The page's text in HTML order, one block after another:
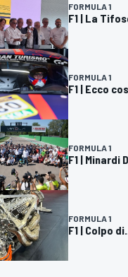
FORMULA 1
F1 | La
FORMULA 1
F1 | Ecco
FORMULA 1
F1 |
FORMULA 1
F1 | Colpo